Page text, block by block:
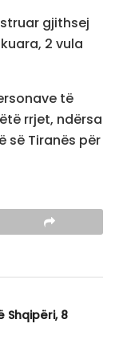
gjithsej
2 vula
të
rrjet, ndërsa
së Tiranës për
Shqipëri, 8